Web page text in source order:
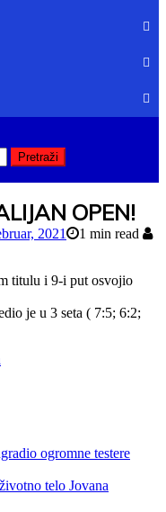
OPEN!
2021
1 min read
titulu i 9-i put osvojio
je u 3 seta ( 7:5; 6:2;
ogromne testere
telo Jovana